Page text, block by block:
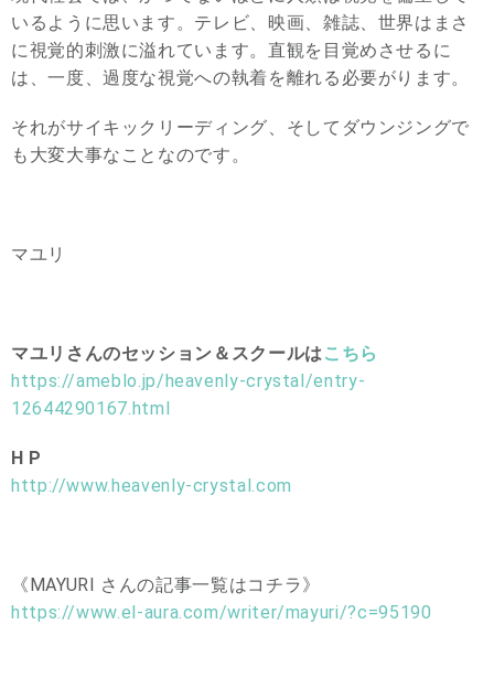
いるように思います。テレビ、映画、雑誌、世界はまさ
に視覚的刺激に溢れています。直観を目覚めさせるに
は、一度、過度な視覚への執着を離れる必要がります。
それがサイキックリーディング、そしてダウンジングで
も大変大事なことなのです。
マユリ
マユリさんのセッション＆スクールはこちら
https://ameblo.jp/heavenly-crystal/entry-
12644290167.html
H P
http://www.heavenly-crystal.com
《MAYURI さんの記事一覧はコチラ》
https://www.el-aura.com/writer/mayuri/?c=95190